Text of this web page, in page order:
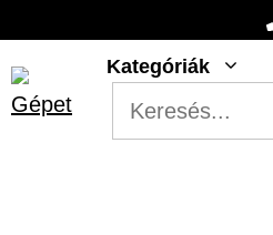
tartalomba
Kategóriák